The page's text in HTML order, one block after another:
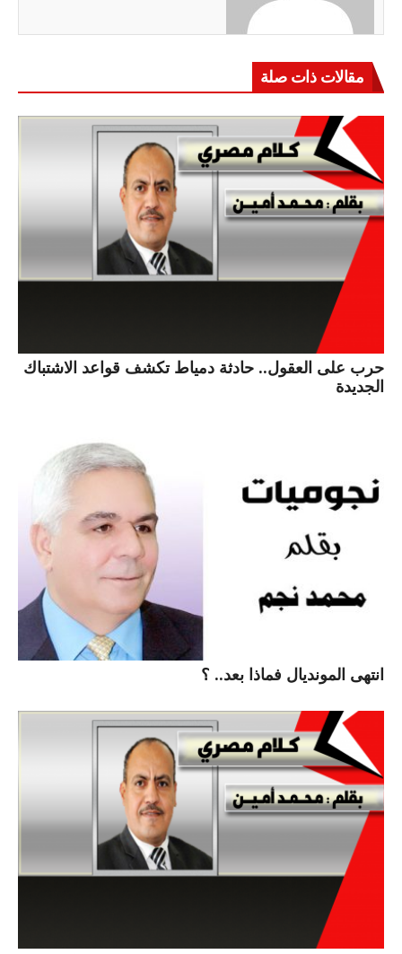
مقالات ذات صلة
حرب على العقول.. حادثة دمياط تكشف قواعد الاشتباك
الجديدة
انتهى المونديال فماذا بعد.. ؟